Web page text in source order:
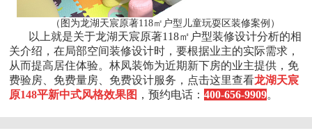
（图为龙湖天宸原著118㎡户型儿童玩耍区装修案例）
以上就是关于龙湖天宸原著118㎡户型装修设计分析的相
关介绍，在局部空间装修设计时，要根据业主的实际需求，
从而提高居住体验。林凤装饰为近期新下房的业主提供，免
费验房、免费量房、免费设计服务，点击这里查看龙湖天宸
原148平新中式风格效果图 ，预约电话：400-656-9909。